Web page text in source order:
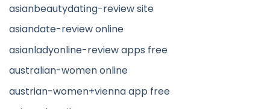
asianbeautydating-review site
asiandate-review online
asianladyonline-review apps free
australian-women online
austrian-women+vienna app free